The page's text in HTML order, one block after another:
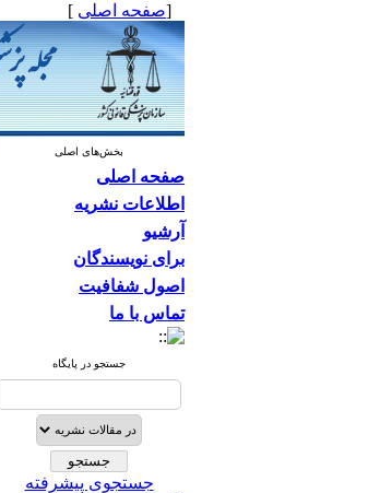
[صفحه اصلی ]
بخش‌های اصلی
صفحه اصلی
اطلاعات نشریه
آرشیو
برای نویسندگان
اصول شفافیت
تماس با ما
جستجو در پایگاه
جستجوی پیشرفته